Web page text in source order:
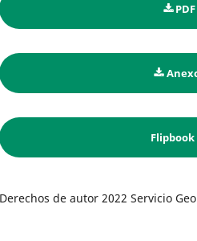
PDF
Flipbook
Derechos de autor 2022 Servicio